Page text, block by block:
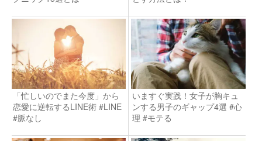
「忙しいのでまた今度」から
恋愛に逆転するLINE術 #LINE
#脈なし
いますぐ実践！女子が胸キュ
ンする男子のギャップ4選 #心
理 #モテる